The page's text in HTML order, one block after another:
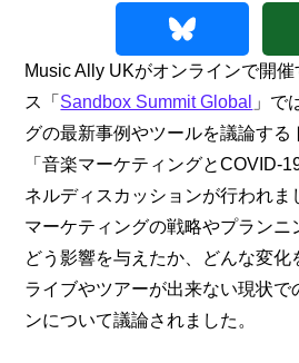
Music Ally UKがオンラインで開
ス「 Sandbox Summit Global 」で
グの最新事例やツールを議論する
「音楽マーケティングとCOVID-
ネルディスカッションが行われま
マーケティングの戦略やプランニ
どう影響を与えたか、どんな変化
ライブやツアーが出来ない現状で
ンについて議論されました。